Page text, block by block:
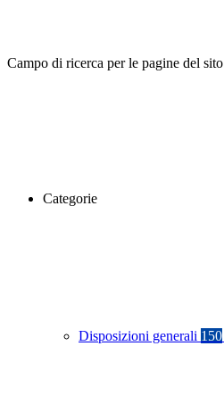
Campo di ricerca per le pagine del sito
Categorie
Disposizioni generali 150